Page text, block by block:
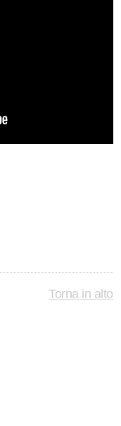
Torna in alto